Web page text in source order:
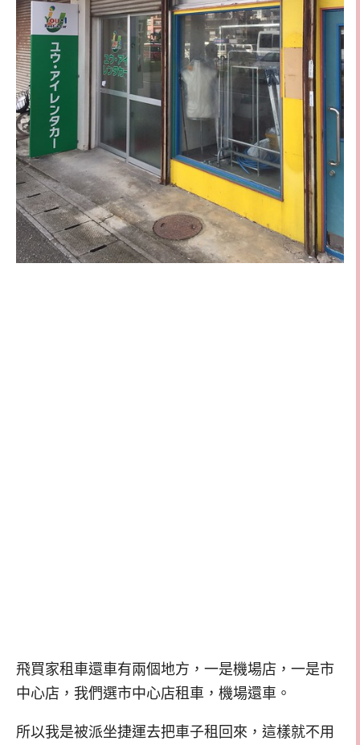
飛買家租車還車有兩個地方，一是機場店，一是市
中心店，我們選市中心店租車，機場還車。
所以我是被派坐捷運去把車子租回來，這樣就不用